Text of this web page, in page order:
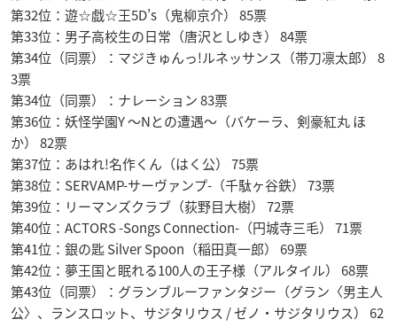
第32位：遊☆戯☆王5D’s（鬼柳京介） 85票
第33位：男子高校生の日常（唐沢としゆき） 84票
第34位（同票）：マジきゅんっ!ルネッサンス（帯刀凛太郎） 8
3票
第34位（同票）：ナレーション 83票
第36位：妖怪学園Y 〜Nとの遭遇〜（バケーラ、剣豪紅丸 ほ
か） 82票
第37位：あはれ!名作くん（はく公） 75票
第38位：SERVAMP-サーヴァンプ-（千駄ヶ谷鉄） 73票
第39位：リーマンズクラブ（荻野目大樹） 72票
第40位：ACTORS -Songs Connection-（円城寺三毛） 71票
第41位：銀の匙 Silver Spoon（稲田真一郎） 69票
第42位：夢王国と眠れる100人の王子様（アルタイル） 68票
第43位（同票）：グランブルーファンタジー（グラン〈男主人
公〉、ランスロット、サジタリウス / ゼノ・サジタリウス） 62